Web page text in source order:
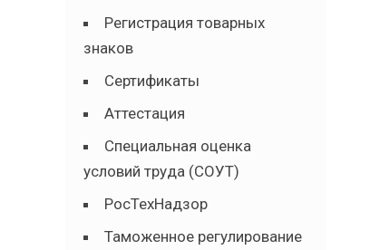
Регистрация товарных
знаков
Сертификаты
Аттестация
Специальная оценка
условий труда (СОУТ)
РосТехНадзор
Таможенное регулирование